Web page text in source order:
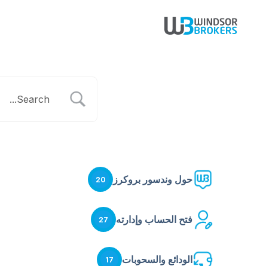
حول وندسور بروكرز 20
فتح الحساب وإدارته 27
الودائع والسحوبات 17